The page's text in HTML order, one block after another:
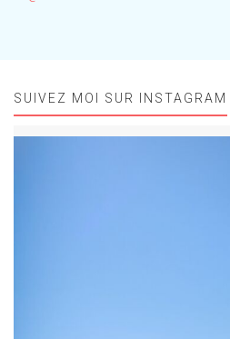
SUIVEZ MOI SUR INSTAGRAM